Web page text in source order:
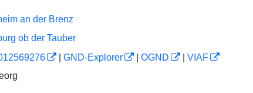
an der Brenz
ob der Tauber
GND-Explorer OGND
VIAF